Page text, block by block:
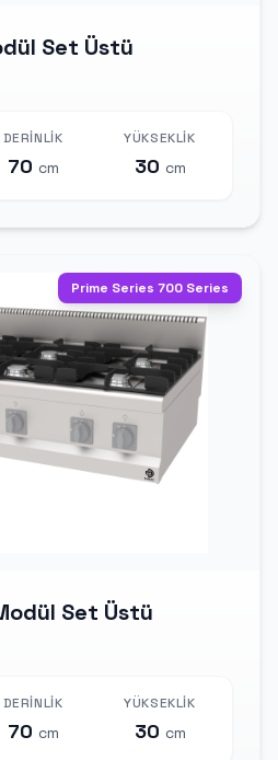
Set Üstü
DERINLIK
70 cm
YÜKSEKLIK
30 cm
Prime Series 700 Series
Set Üstü
DERINLIK
70 cm
YÜKSEKLIK
30 cm